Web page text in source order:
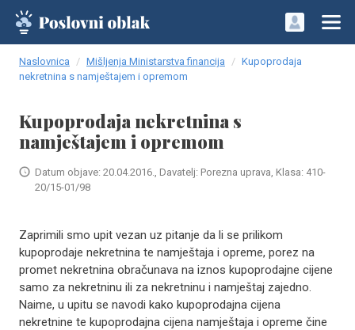
Naslovnica Mišljenja Ministarstva financija
Kupoprodaja
nekretnina s namještajem i opremom
Kupoprodaja nekretnina s
namještajem i opremom
Datum objave: 20.04.2016., Davatelj: Porezna uprava, Klasa: 410-
20/15-01/98
Zaprimili smo upit vezan uz pitanje da li se prilikom
kupoprodaje nekretnina te namještaja i opreme, porez na
promet nekretnina obračunava na iznos kupoprodajne cijene
samo za nekretninu ili za nekretninu i namještaj zajedno.
Naime, u upitu se navodi kako kupoprodajna cijena
nekretnine te kupoprodajna cijena namještaja i opreme čine